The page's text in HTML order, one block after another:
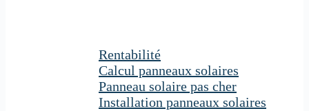
Rentabilité
Calcul panneaux solaires
Panneau solaire pas cher
Installation panneaux solaires